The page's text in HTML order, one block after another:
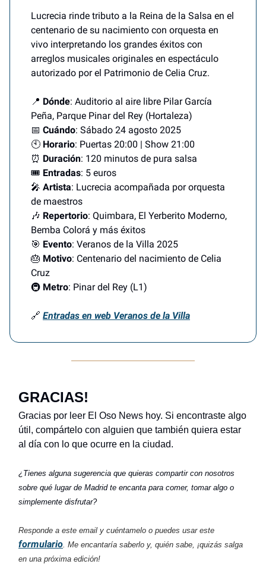
Lucrecia rinde tributo a la Reina de la Salsa en el
centenario de su nacimiento con orquesta en
vivo interpretando los grandes éxitos con
arreglos musicales originales en espectáculo
autorizado por el Patrimonio de Celia Cruz.
📍 Dónde: Auditorio al aire libre Pilar García
Peña, Parque Pinar del Rey (Hortaleza)
📅 Cuándo: Sábado 24 agosto 2025
🕙 Horario: Puertas 20:00 | Show 21:00
⏰ Duración: 120 minutos de pura salsa
🎟️ Entradas: 5 euros
🎤 Artista: Lucrecia acompañada por orquesta
de maestros
🎶 Repertorio: Quimbara, El Yerberito Moderno,
Bemba Colorá y más éxitos
🎯 Evento: Veranos de la Villa 2025
🎂 Motivo: Centenario del nacimiento de Celia
Cruz
🚇 Metro: Pinar del Rey (L1)
🔗 Entradas en web Veranos de la Villa
GRACIAS!
Gracias por leer El Oso News hoy. Si encontraste algo
útil, compártelo con alguien que también quiera estar
al día con lo que ocurre en la ciudad.
¿Tienes alguna sugerencia que quieras compartir con nosotros
sobre qué lugar de Madrid te encanta para comer, tomar algo o
simplemente disfrutar?
Responde a este email y cuéntamelo o puedes usar este
formulario . Me encantaría saberlo y, quién sabe, ¡quizás salga
en una próxima edición!